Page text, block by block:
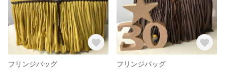
フリンジバッグ フリンジバッグ